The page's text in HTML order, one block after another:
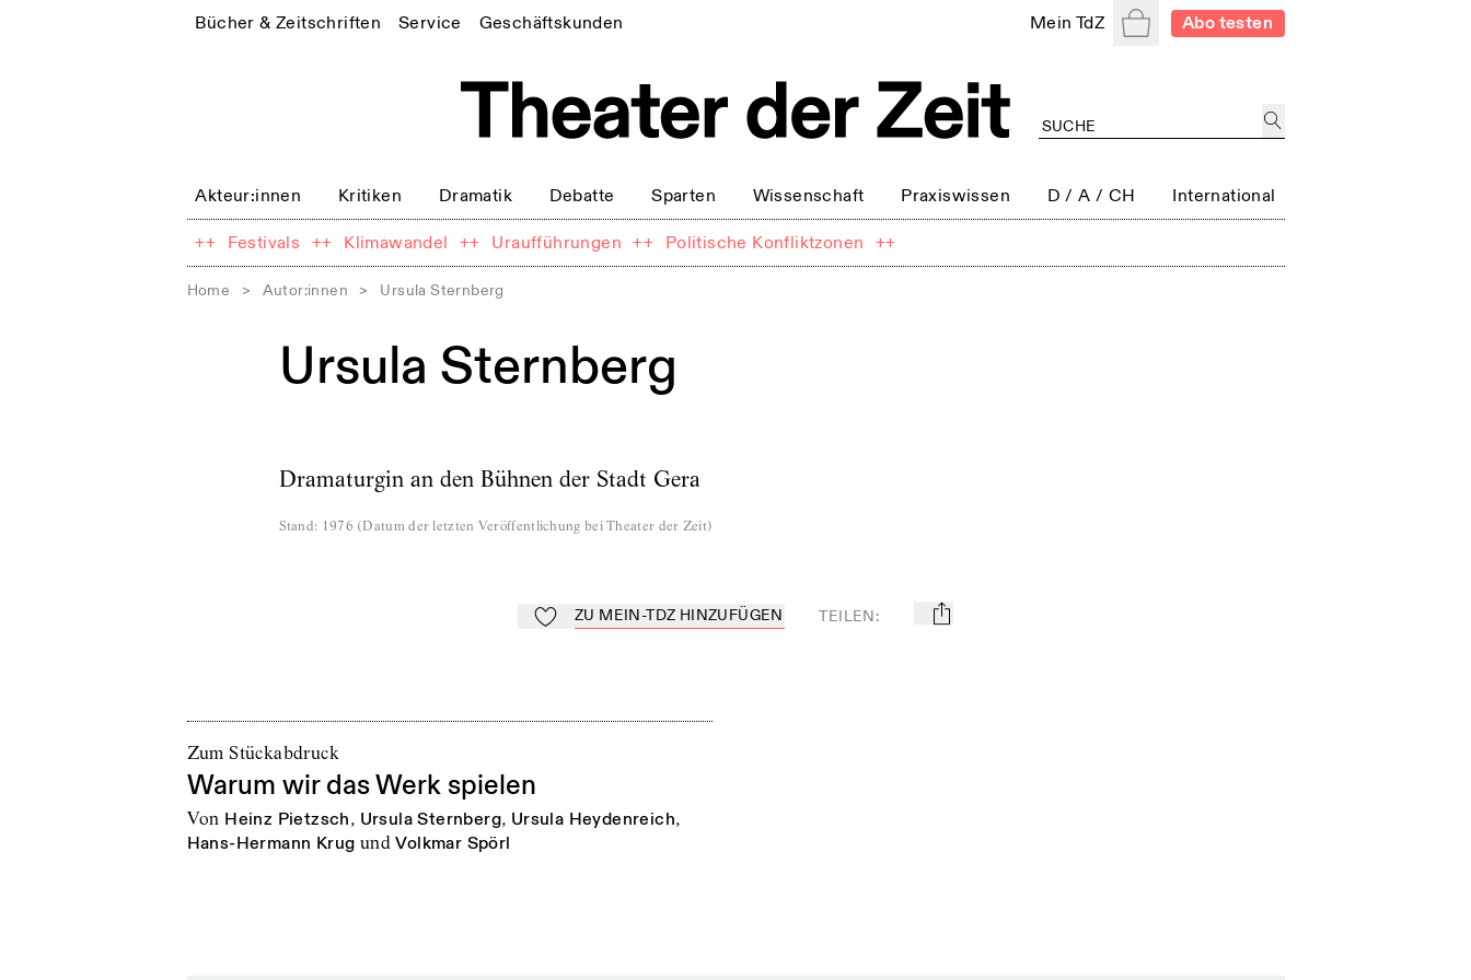
Bücher & Zeitschriften Service Geschäftskunden Mein TdZ WarenkorbAbo testen
Akteur:innen Kritiken Dramatik Debatte Sparten Wissenschaft Praxiswissen D / A / CH International
++ Festivals ++ Klimawandel ++ Uraufführungen ++ Politische Konfliktzonen ++
Home > Autor:innen > Ursula Sternberg
Ursula Sternberg
Dramaturgin an den Bühnen der Stadt Gera
Stand: 1976 (Datum der letzten Veröffentlichung bei Theater der Zeit)
Zu Mein-TdZ hinzufügen
ZU MEIN-TDZ HINZUFÜGEN TEILEN: mail
Zum Stückabdruck
Warum wir das Werk spielen
von Heinz Pietzsch, Ursula Sternberg, Ursula Heydenreich,
Hans-Hermann Krug und Volkmar Spörl